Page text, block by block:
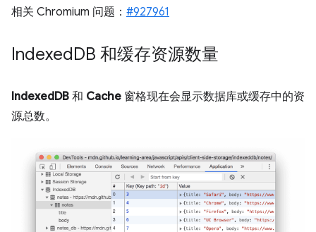
相关 Chromium 问题： #927961
IndexedDB 和缓存资源数量
IndexedDB 和 Cache 窗格现在会显示数据库或缓存中的资
源总数。